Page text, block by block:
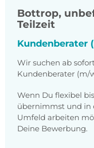
Bottrop,
Teilzeit
Kundenberater
Wir suchen ab
Kundenberater (m/
Wenn Du flexibel
übernimmst und in
Umfeld arbeiten
Deine Bewerbung.